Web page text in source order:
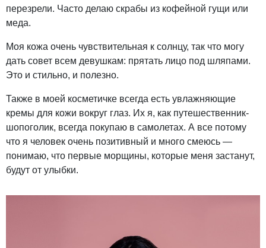
перезрели. Часто делаю скрабы из кофейной гущи или
меда.
Моя кожа очень чувствительная к солнцу, так что могу
дать совет всем девушкам: прятать лицо под шляпами.
Это и стильно, и полезно.
Также в моей косметичке всегда есть увлажняющие
кремы для кожи вокруг глаз. Их я, как путешественник-
шопоголик, всегда покупаю в самолетах. А все потому
что я человек очень позитивный и много смеюсь —
понимаю, что первые морщины, которые меня застанут,
будут от улыбки.